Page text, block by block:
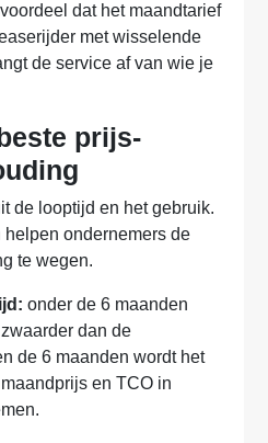
dat het maandtarief
met wisselende
de service af van wie je
prijs-
de looptijd en het gebruik.
ondernemers de
te wegen.
onder de 6 maanden
dan de
de 6 maanden wordt het
en TCO in